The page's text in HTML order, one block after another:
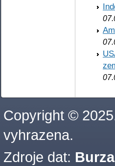
Copyright ©
vyhrazena.
Zdroje dat: